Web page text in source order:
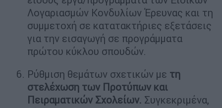
Λογαριασμών Κονδυλίων Έρευνας και τη
συμμετοχή σε κατατακτήριες εξετάσεις
για την εισαγωγή σε προγράμματα
πρώτου κύκλου σπουδών.
Ρύθμιση θεμάτων σχετικών με τη
στελέχωση των Προτύπων και
Πειραματικών Σχολείων. Συγκεκριμένα,